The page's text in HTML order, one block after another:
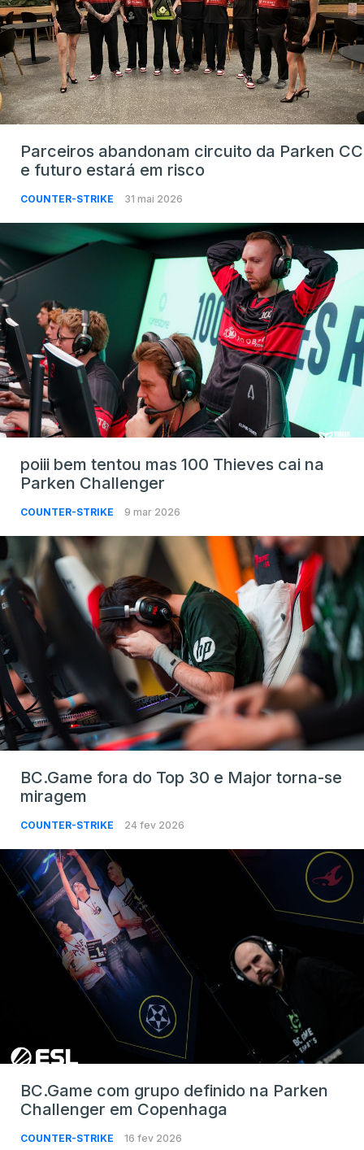
Parceiros abandonam circuito da Parken CC
e futuro estará em risco
COUNTER-STRIKE 31 mai 2026
poiii bem tentou mas 100 Thieves cai na
Parken Challenger
COUNTER-STRIKE 9 mar 2026
BC.Game fora do Top 30 e Major torna-se
miragem
COUNTER-STRIKE 24 fev 2026
BC.Game com grupo definido na Parken
Challenger em Copenhaga
COUNTER-STRIKE 16 fev 2026